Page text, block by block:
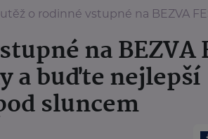
o rodinné vstupné na BEZVA FEST: Vyhrajte vstupenky a buďte nejlepší
na BEZVA
a buďte nejlepší
sluncem